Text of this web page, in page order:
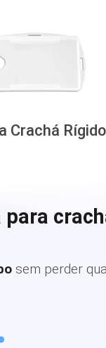
Crachá Rígido
sem perder